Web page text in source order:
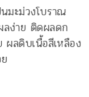
มะม่วงโบราณ
ง่าย ติดผลดก
ลดิบเนื้อสีเหลือง